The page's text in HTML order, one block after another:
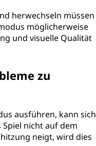
herwechseln müssen
möglicherweise
und visuelle Qualität
zu
ausführen, kann sich
nicht auf dem
neigt, wird dies